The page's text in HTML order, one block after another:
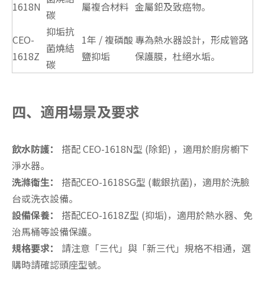
1618N
碳
屬複合材料 金屬鉛及致癌物。
CEO-
1618Z
抑垢抗
菌燒結
碳
1年 / 複磷酸
鹽抑垢
專為熱水器設計，形成管路
保護膜，杜絕水垢。
四、適用場景及要求
飲水防護：
搭配 CEO-1618N型 (除鉛) ，適用於廚房櫥下
淨水器。
洗滌衛生：
搭配CEO-1618SG型 (載銀抗菌)，適用於洗臉
台或洗衣設備。
設備保養：
搭配CEO-1618Z型 (抑垢)，適用於熱水器、免
治馬桶等設備保護。
規格要求：
請注意「三代」與「新三代」規格不相通，選
購時請確認頭座型號。